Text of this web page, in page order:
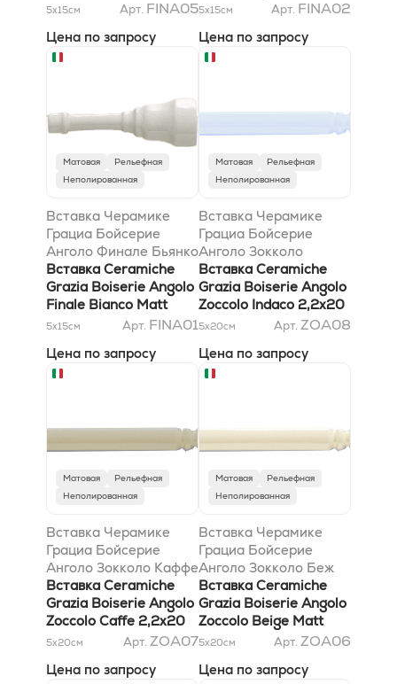
3x12
5x15см Арт. FINA05
Цена по запросу
3x12
5x15см Арт. FINA02
Цена по запросу
Матовая
Рельефная
Неполированная
Вставка Черамике
Грациа Бойсерие
Анголо Финале Бьянко
Матт 3x12
Вставка Ceramiche
Grazia Boiserie Angolo
Finale Bianco Matt
3x12
5x15см Арт. FINA01
Цена по запросу
Матовая
Рельефная
Неполированная
Вставка Черамике
Грациа Бойсерие
Анголо Зокколо
Индако 2,2x20
Вставка Ceramiche
Grazia Boiserie Angolo
Zoccolo Indaco 2,2x20
5x20см Арт. ZOA08
Цена по запросу
Матовая
Рельефная
Неполированная
Вставка Черамике
Грациа Бойсерие
Анголо Зокколо Каффе
2,2x20
Вставка Ceramiche
Grazia Boiserie Angolo
Zoccolo Caffe 2,2x20
5x20см Арт. ZOA07
Цена по запросу
Матовая
Рельефная
Неполированная
Вставка Черамике
Грациа Бойсерие
Анголо Зокколо Беж
Матт 2,2x20
Вставка Ceramiche
Grazia Boiserie Angolo
Zoccolo Beige Matt
2,2x20
5x20см Арт. ZOA06
Цена по запросу